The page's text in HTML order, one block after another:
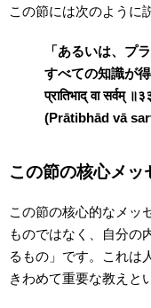
この節には次のように
「あるいは、プ
すべての知識が得
प्रातिभाद् वा सर्वम्
(Prātibhād vā
この節の核心メッ
この節の核心的なメッ
ものではなく、自分の
るもの」です。これは
きわめて重要な教えと